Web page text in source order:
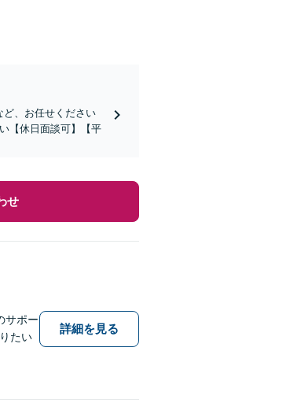
ど、お任せください
【休日面談可】【平
せ
サポー
たい
詳細を見る